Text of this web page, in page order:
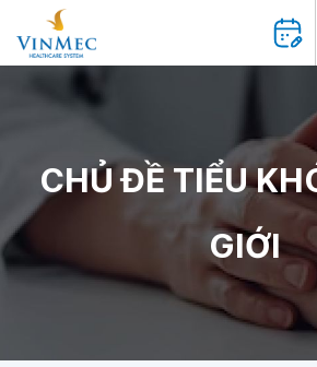
CHỦ ĐỀ TIỂU
GIỚI